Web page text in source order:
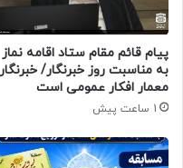
پیام قائم مقام ستاد اقامه نماز
به مناسبت روز خبرنگار/ خبرنگار
معمار افکار عمومی است
1 ساعت پیش